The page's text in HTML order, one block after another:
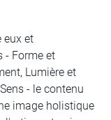
eux et
- Forme et
Lumière et
- le contenu
image holistique